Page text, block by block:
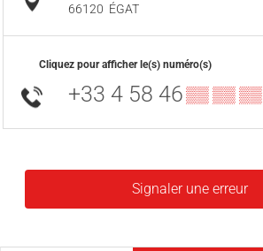
66120 ÉGAT
Cliquez pour afficher le(s) numéro(s)
+33 4 58 46 ▒▒ ▒▒ ▒▒
Signaler une erreur